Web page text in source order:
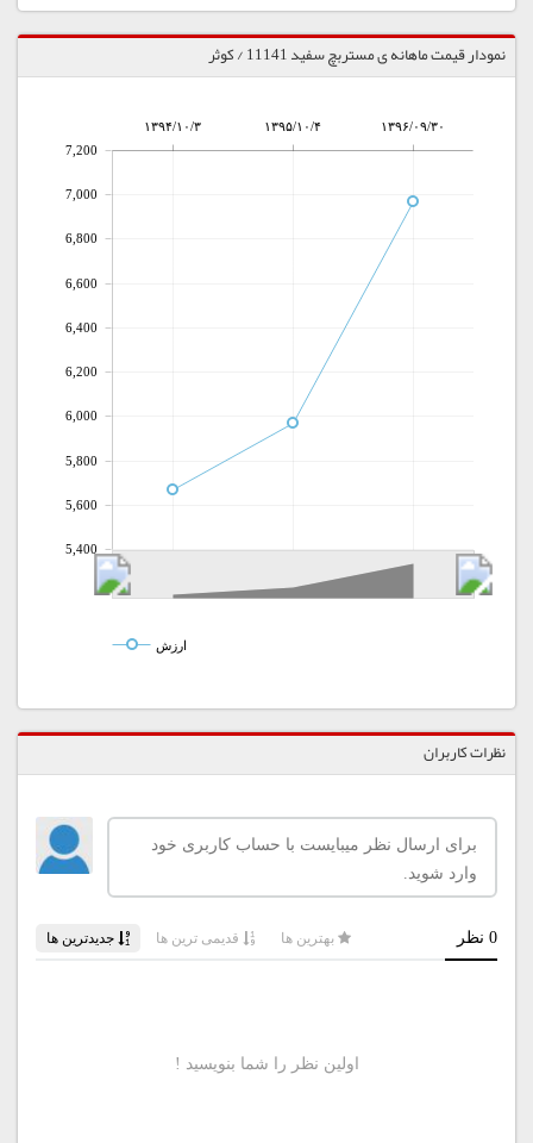
نمودار قیمت ماهانه ی مستربچ سفید 11141 / کوثر
۱۳۹۴/۱۰/۳ ۱۳۹۵/۱۰/۴ ۱۳۹۶/۰۹/۳۰
5,400
5,600
5,800
6,000
6,200
6,400
6,600
6,800
7,000
7,200
ارزش
نظرات کاربران